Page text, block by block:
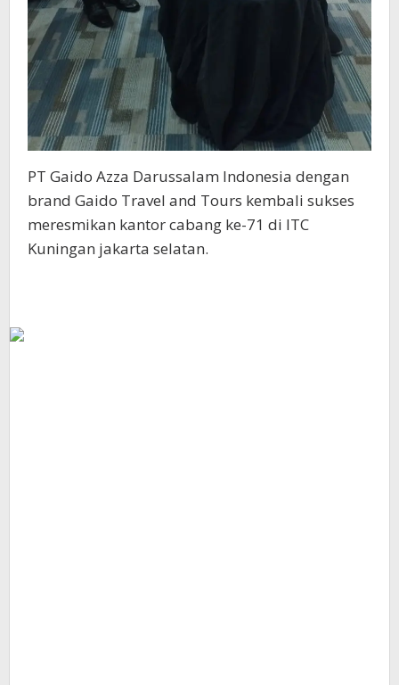
PT Gaido Azza Darussalam Indonesia dengan
brand Gaido Travel and Tours kembali sukses
meresmikan kantor cabang ke-71 di ITC
Kuningan jakarta selatan.